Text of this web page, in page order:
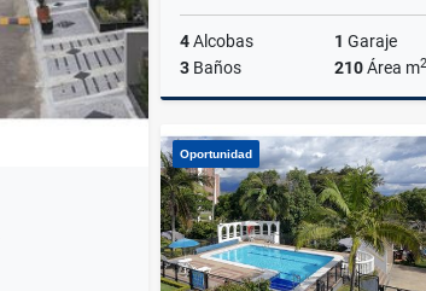
4Alcobas 1 Garaje
3 Baños 210Área m2
$680.000.000
Oportunidad